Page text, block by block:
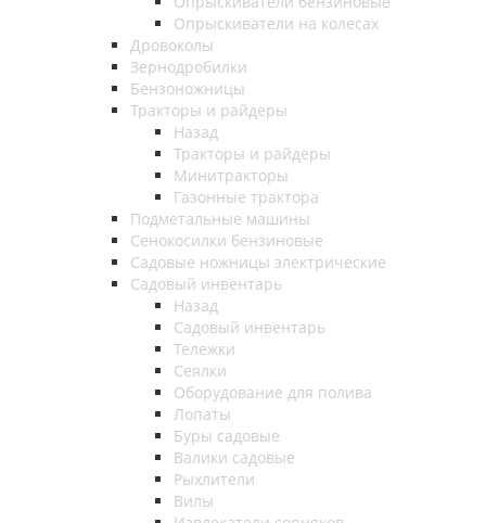
Опрыскиватели на колесах
Дровоколы
Зернодробилки
Бензоножницы
Тракторы и райдеры
Назад
Тракторы и райдеры
Минитракторы
Газонные трактора
Подметальные машины
Сенокосилки бензиновые
Садовые ножницы электрические
Садовый инвентарь
Назад
Садовый инвентарь
Тележки
Сеялки
Оборудование для полива
Лопаты
Буры садовые
Валики садовые
Рыхлители
Вилы